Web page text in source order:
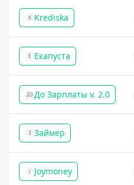
K Krediska
Е Екапуста
ДЗ До Зарплаты v. 2.0
З Займер
J Joymoney